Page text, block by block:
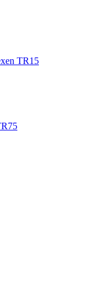
TR15